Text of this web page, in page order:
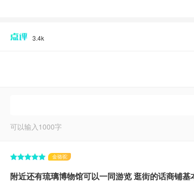
3.4k
可以输入1000字
金骆驼
附近还有琉璃博物馆可以一同游览 逛街的话商铺基